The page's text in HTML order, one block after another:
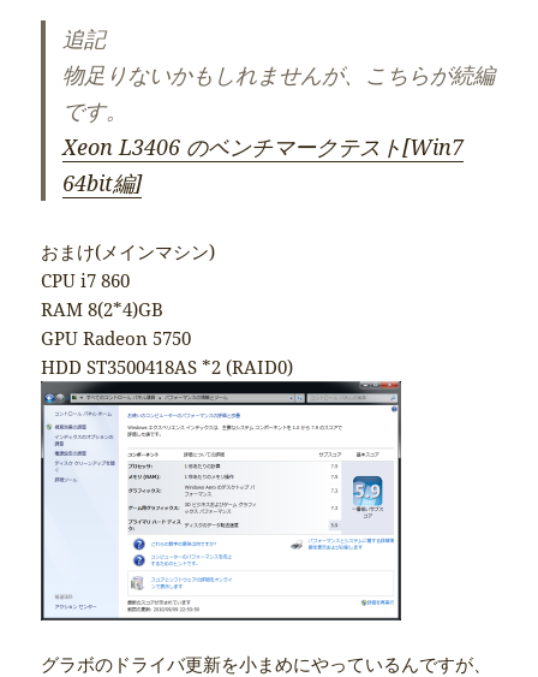
追記
物足りないかもしれませんが、こちらが続編
です。
Xeon L3406 のベンチマークテスト[Win7
64bit編]
おまけ(メインマシン)
CPU i7 860
RAM 8(2*4)GB
GPU Radeon 5750
HDD ST3500418AS *2 (RAID0)
グラボのドライバ更新を小まめにやっているんですが、